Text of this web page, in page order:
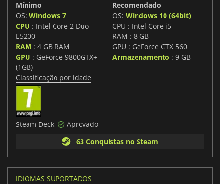
Mínimo
OS: Windows 7
CPU : Intel Core 2 Duo
E5200
RAM : 4 GB RAM
GPU : GeForce 9800GTX+
(1GB)
Recomendado
OS: Windows 10 (64bit)
CPU : Intel Core i5
RAM : 8 GB
GPU : GeForce GTX 560
Armazenamento : 9 GB
Classificação por idade
Steam Deck:
Aprovado
63 Conquistas no Steam
IDIOMAS SUPORTADOS